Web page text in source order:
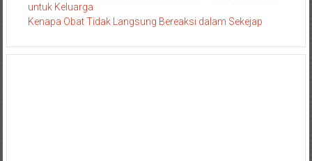
untuk Keluarga
Kenapa Obat Tidak Langsung Bereaksi dalam Sekejap